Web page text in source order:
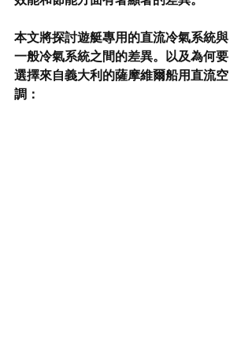
本文將探討遊艇專用的直流冷氣系統與
一般冷氣系統之間的差異。以及為何要
選擇來自義大利的薩摩維爾船用直流空
調：